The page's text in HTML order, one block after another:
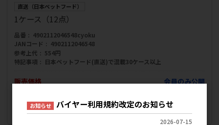
直送（日本ペットフード）
1ケース（12点）
品番
4902112046548cyoku
JANコード
4902112046548
参考上代
554円
特記事項
日本ペットフード(直送)で混載30ケース以上
販売価格 会員のみ公開
注文数 お知らせ バイヤー利用規約改定のお知らせ
2026-07-15